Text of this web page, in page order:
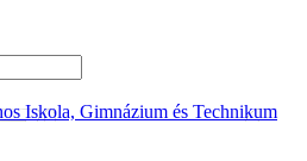
Iskola, Gimnázium és Technikum